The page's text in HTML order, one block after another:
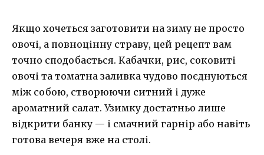
Якщо хочеться заготовити на зиму не просто
овочі, а повноцінну страву, цей рецепт вам
точно сподобається. Кабачки, рис, соковиті
овочі та томатна заливка чудово поєднуються
між собою, створюючи ситний і дуже
ароматний салат. Узимку достатньо лише
відкрити банку — і смачний гарнір або навіть
готова вечеря вже на столі.